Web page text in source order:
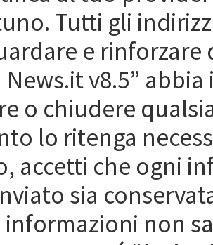
Tutti gli
e
News.it v8.5”
o chiudere
lo ritenga
accetti che ogni
sia
non